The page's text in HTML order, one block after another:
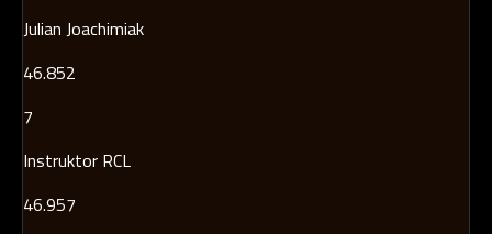
Julian Joachimiak
46.852
7
Instruktor RCL
46.957